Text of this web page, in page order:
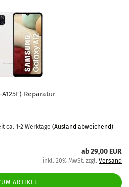
Re­pa­ra­tur
ca. 1-2 Werktage (Ausland abweichend)
ab 29,00 EUR
inkl. 20% MwSt. zzgl. Versand
ARTIKEL